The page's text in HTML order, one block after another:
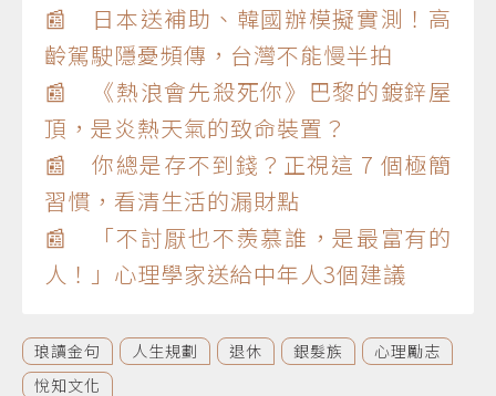
📰 日本送補助、韓國辦模擬實測！高
齡駕駛隱憂頻傳，台灣不能慢半拍
📰 《熱浪會先殺死你》巴黎的鍍鋅屋
頂，是炎熱天氣的致命裝置？
📰 你總是存不到錢？正視這 7 個極簡
習慣，看清生活的漏財點
📰 「不討厭也不羨慕誰，是最富有的
人！」心理學家送給中年人3個建議
琅讀金句 人生規劃 退休 銀髮族
心理勵志
悅知文化